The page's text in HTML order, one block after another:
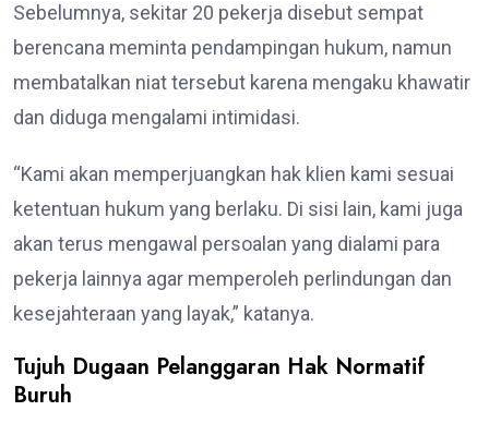
Sebelumnya, sekitar 20 pekerja disebut sempat
berencana meminta pendampingan hukum, namun
membatalkan niat tersebut karena mengaku khawatir
dan diduga mengalami intimidasi.
“Kami akan memperjuangkan hak klien kami sesuai
ketentuan hukum yang berlaku. Di sisi lain, kami juga
akan terus mengawal persoalan yang dialami para
pekerja lainnya agar memperoleh perlindungan dan
kesejahteraan yang layak,” katanya.
Tujuh Dugaan Pelanggaran Hak Normatif
Buruh